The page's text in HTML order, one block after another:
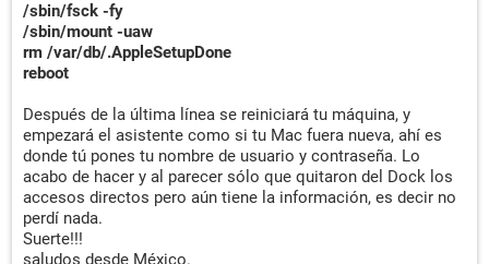
/sbin/fsck -fy
/sbin/mount -uaw
rm /var/db/.AppleSetupDone
reboot
Después de la última línea se reiniciará tu máquina, y
empezará el asistente como si tu Mac fuera nueva, ahí es
donde tú pones tu nombre de usuario y contraseña. Lo
acabo de hacer y al parecer sólo que quitaron del Dock los
accesos directos pero aún tiene la información, es decir no
perdí nada.
Suerte!!!
saludos desde México.